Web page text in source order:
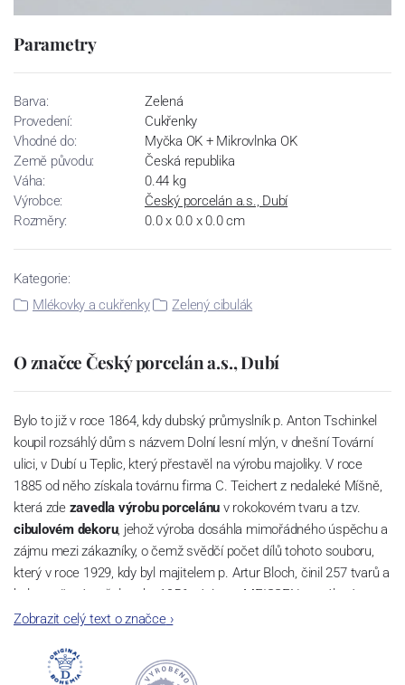
Parametry
Barva:
Zelená
Provedení:
Cukřenky
Vhodné do:
Myčka OK + Mikrovlnka OK
Země původu:
Česká republika
Váha:
0.44 kg
Výrobce:
Český porcelán a.s., Dubí
Rozměry:
0.0 x 0.0 x 0.0 cm
Kategorie:
Mlékovky a cukřenky
Zelený cibulák
O značce Český porcelán a.s., Dubí
Bylo to již v roce 1864, kdy dubský průmyslník p. Anton Tschinkel
koupil rozsáhlý dům s názvem Dolní lesní mlýn, v dnešní Tovární
ulici, v Dubí u Teplic, který přestavěl na výrobu majoliky. V roce
1885 od něho získala továrnu firma C. Teichert z nedaleké Míšně,
která zdezavedla výrobu porcelánu v rokokovém tvaru a tzv.
cibulovém dekoru, jehož výroba dosáhla mimořádného úspěchu a
zájmu mezi zákazníky, o čemž svědčí počet dílů tohoto souboru,
který v roce 1929, kdy byl majitelem p. Artur Bloch, činil 257 tvarů a
byl označován až do roku 1956 nápisem MEISSEN v oválovém
rámečku.
Dnes, kdy čtete tento úvod, nese firma název
počet jeho dílů v cibulovém provedení je 850 tvarů. Tyto výrobky
Zobrazit celý text o značce›